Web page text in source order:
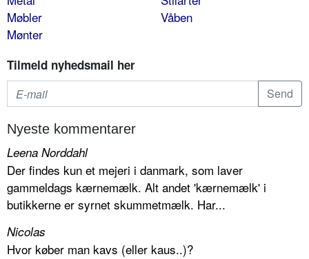
Møbler
Mønter
Våben
Tilmeld nyhedsmail her
Nyeste kommentarer
Leena Norddahl
Der findes kun et mejeri i danmark, som laver
gammeldags kærnemælk. Alt andet 'kærnemælk' i
butikkerne er syrnet skummetmælk. Har...
Nicolas
Hvor køber man kavs (eller kaus..)?